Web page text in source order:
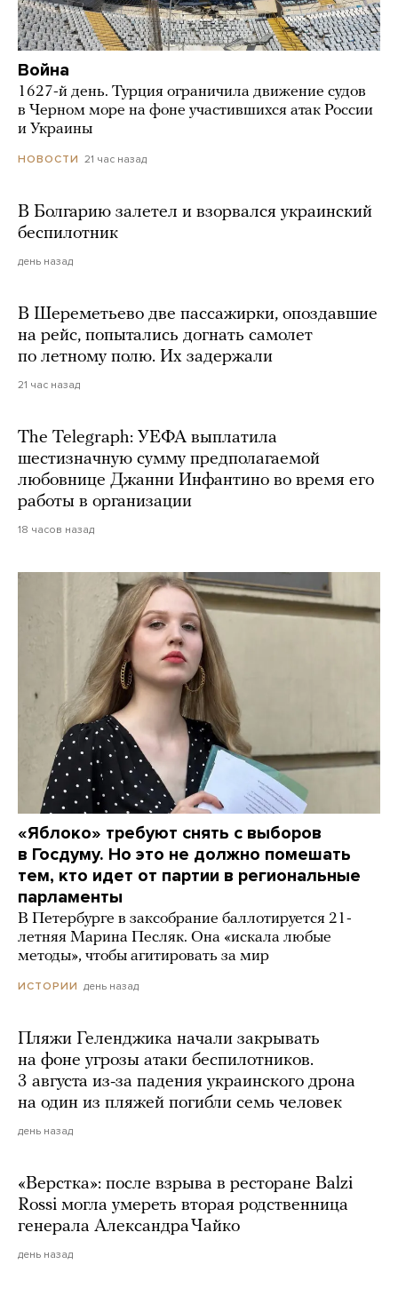
Война
1627-й день. Турция ограничила движение судов
в Черном море на фоне участившихся атак России
и Украины
НОВОСТИ 21 час назад
В Болгарию залетел и взорвался украинский
беспилотник
день назад
В Шереметьево две пассажирки, опоздавшие
на рейс, попытались догнать самолет
по летному полю. Их задержали
21 час назад
The Telegraph: УЕФА выплатила
шестизначную сумму предполагаемой
любовнице Джанни Инфантино во время его
работы в организации
18 часов назад
«Яблоко» требуют снять с выборов
в Госдуму. Но это не должно помешать
тем, кто идет от партии в региональные
парламенты
В Петербурге в заксобрание баллотируется 21-
летняя Марина Песляк. Она «искала любые
методы», чтобы агитировать за мир
ИСТОРИИ день назад
Пляжи Геленджика начали закрывать
на фоне угрозы атаки беспилотников.
3 августа из-за падения украинского дрона
на один из пляжей погибли семь человек
день назад
«Верстка»: после взрыва в ресторане Balzi
Rossi могла умереть вторая родственница
генерала Александра Чайко
день назад